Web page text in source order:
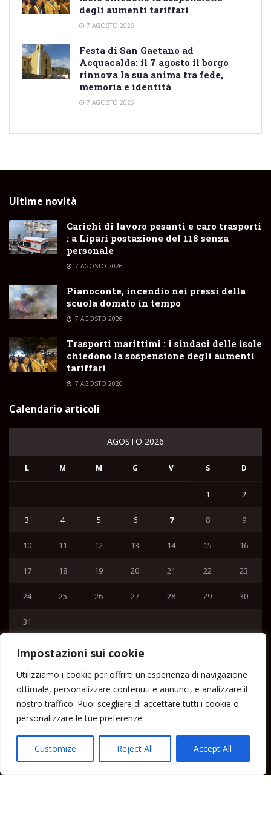
Impostazioni sui cookie
Utilizziamo i cookie per offrirti un'esperienza di navigazione
ottimale, personalizzare contenuti e annunci, e analizzare il
nostro traffico. Puoi scegliere di accettare tutti i cookie o
personalizzare le tue preferenze.
Customize Reject All Accept All
degli aumenti tariffari
7 AGOSTO 2026
Festa di San Gaetano ad
Acquacalda: il 7 agosto il borgo
rinnova la sua anima tra fede,
memoria e identità
7 AGOSTO 2026
Ultime novità
Carichi di lavoro pesanti e caro trasporti
: a Lipari postazione del 118 senza
personale
7 AGOSTO 2026
Pianoconte, incendio nei pressi della
scuola domato in tempo
7 AGOSTO 2026
Trasporti marittimi : i sindaci delle isole
chiedono la sospensione degli aumenti
tariffari
7 AGOSTO 2026
Calendario articoli
AGOSTO 2026
L M M G V S D
1 2
3 4 5 6 7 8 9
10 11 12 13 14 15 16
17 18 19 20 21 22 23
24 25 26 27 28 29 30
31
Home
Lipari News
Cronaca Lipari
Politica Lipari
Cultura Lipari